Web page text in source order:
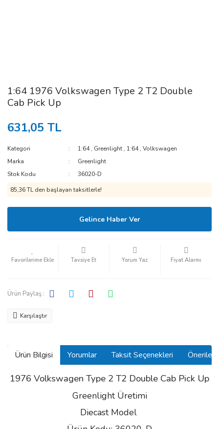
1:64 1976 Volkswagen Type 2 T2 Double
Cab Pick Up
631,05 TL
Kategori 1:64, Greenlight , 1:64,Volkswagen
Marka
Greenlight
Stok Kodu
36020-D
85,36 TL den başlayan taksitlerle!
Gelince Haber Ver
Tavsiye Et Yorum Yaz Fiyat Alarmı
Ürün Paylaş :
Karşılaştır
Ürün Bilgisi Yorumlar Taksit Seçenekleri
1976 Volkswagen Type 2 T2 Double Cab Pick Up
Greenlight Üretimi
Diecast Model